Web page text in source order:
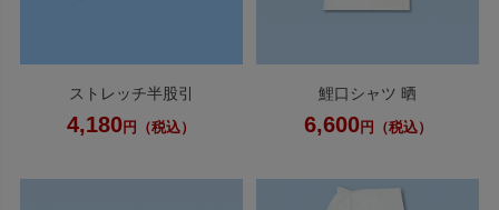
ストレッチ半股引
4,180 円（税込）
鯉口シャツ 晒
6,600円（税込）